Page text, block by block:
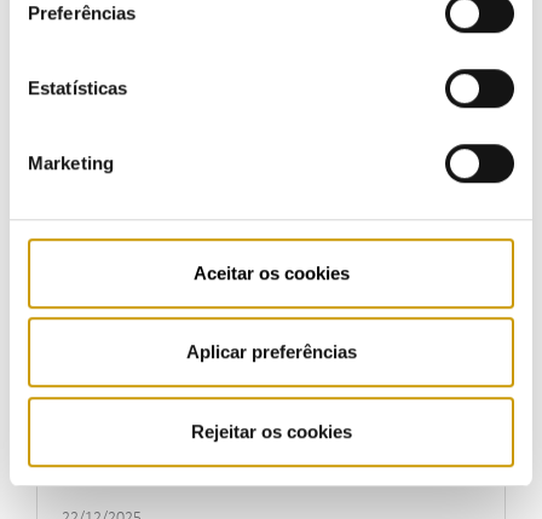
Preferências
Estatísticas
Marketing
Aceitar os cookies
Aplicar preferências
Rejeitar os cookies
Parecer relativo à proposta de alteração do artigo
12/02/2026
Parecer relativo à aprovação autónoma de
investimentos a realizar pela Floene
dos investimentos no âmbito da ilha de qualidade
de serviço